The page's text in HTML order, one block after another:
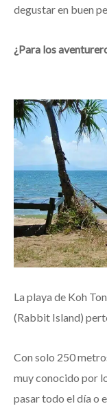
degustar en buen
¿Para los
La playa de Koh
(Rabbit Island)
Con solo 250
muy conocido por
pasar todo el día o